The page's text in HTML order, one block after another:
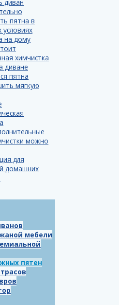
диван
пятна в
на дому
химчистка
диване
пятна
мягкую
можно
для
домашних
мебели
пятен